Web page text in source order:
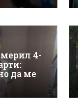
4-
да ме